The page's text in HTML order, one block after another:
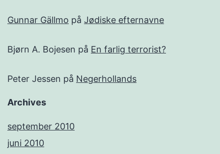
Gunnar Gällmo på Jødiske efternavne
Bjørn A. Bojesen på En farlig terrorist?
Peter Jessen på Negerhollands
Archives
september 2010
juni 2010